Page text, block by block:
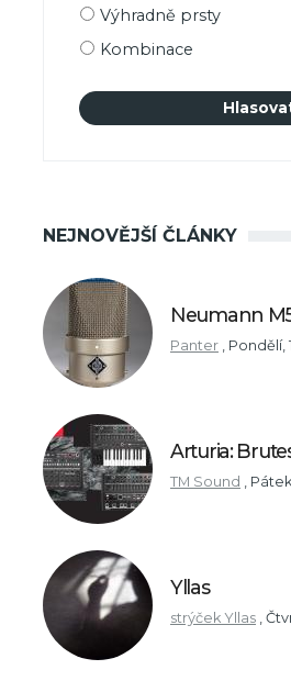
Výhradně prsty
Kombinace
NEJNOVĚJŠÍ ČLÁNKY
Neumann
Panter Pondělí,
Arturia:
TM Sound
Yllas
strýček Yllas